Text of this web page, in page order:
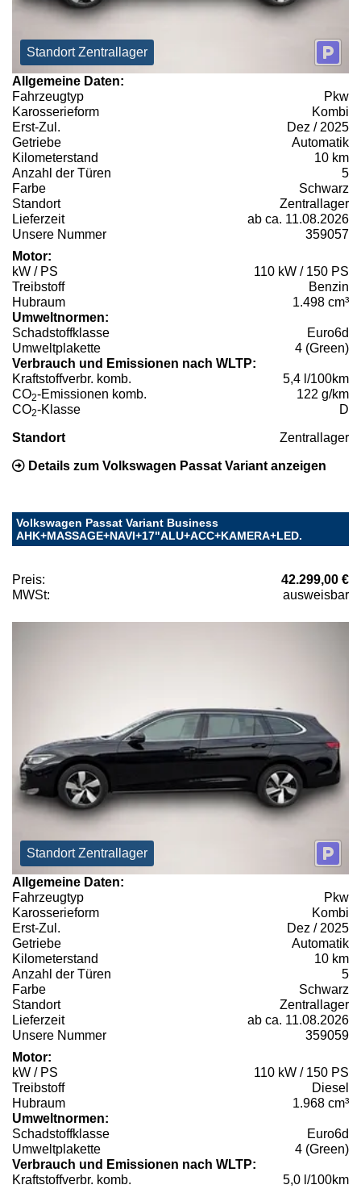
Standort Zentrallager
Allgemeine Daten:
Fahrzeugtyp
Pkw
Karosserieform
Kombi
Erst-Zul.
Dez / 2025
Getriebe
Automatik
Kilometerstand
10 km
Anzahl der Türen
5
Farbe
Schwarz
Standort
Zentrallager
Lieferzeit
ab ca. 11.08.2026
Unsere Nummer
359057
Motor:
kW / PS
110 kW / 150 PS
Treibstoff
Benzin
Hubraum
1.498 cm³
Umweltnormen:
Schadstoffklasse
Euro6d
Umweltplakette
4 (Green)
Verbrauch und Emissionen nach WLTP:
Kraftstoffverbr. komb.
5,4 l/100km
CO2-Emissionen komb.
122 g/km
CO2-Klasse D
Standort Zentrallager
Details zum Volkswagen Passat Variant anzeigen
Volkswagen Passat Variant Business
AHK+MASSAGE+NAVI+17"ALU+ACC+KAMERA+LED.
Preis:
42.299,00 €
MWSt:
ausweisbar
Standort Zentrallager
Allgemeine Daten:
Fahrzeugtyp
Pkw
Karosserieform
Kombi
Erst-Zul.
Dez / 2025
Getriebe
Automatik
Kilometerstand
10 km
Anzahl der Türen
5
Farbe
Schwarz
Standort
Zentrallager
Lieferzeit
ab ca. 11.08.2026
Unsere Nummer
359059
Motor:
kW / PS
110 kW / 150 PS
Treibstoff
Diesel
Hubraum
1.968 cm³
Umweltnormen:
Schadstoffklasse
Euro6d
Umweltplakette
4 (Green)
Verbrauch und Emissionen nach WLTP:
Kraftstoffverbr. komb.
5,0 l/100km